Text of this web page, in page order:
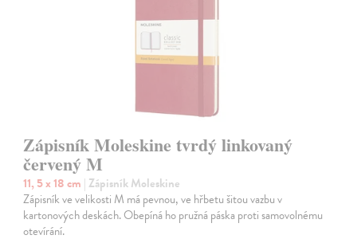
Zápisník Moleskine tvrdý linkovaný
červený M
11, 5 x 18 cm | Zápisník Moleskine
Zápisník ve velikosti M má pevnou, ve hřbetu šitou vazbu v
kartonových deskách. Obepíná ho pružná páska proti samovolnému
otevírání.